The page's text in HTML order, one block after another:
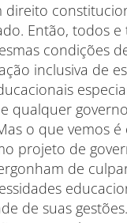
direito
Então, todos e
condições
inclusiva de
qualquer
o que vemos
projeto de
de
de suas